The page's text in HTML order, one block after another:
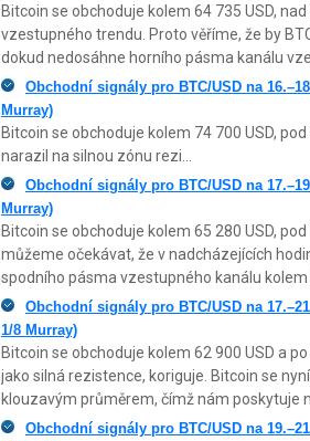
Bitcoin se obchoduje kolem 64 735 USD,
vzestupného trendu. Proto věříme, že by
dokud nedosáhne horního pásma kanálu
Obchodní signály pro BTC/USD na
Murray)
Bitcoin se obchoduje kolem 74 700 USD,
narazil na silnou zónu rezi...
Obchodní signály pro BTC/USD na
Murray)
Bitcoin se obchoduje kolem 65 280 USD,
můžeme očekávat, že v nadcházejících
spodního pásma vzestupného kanálu kolem
Obchodní signály pro BTC/USD na
1/8 Murray)
Bitcoin se obchoduje kolem 62 900 USD a
jako silná rezistence, koriguje. Bitcoin se
klouzavým průměrem, čímž nám poskytuje
Obchodní signály pro BTC/USD na